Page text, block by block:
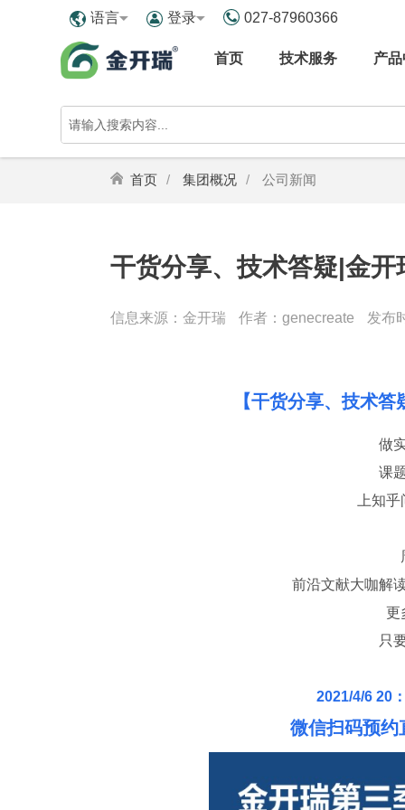
首页 技术服务 产
语言 登录 027-87960366
首页 集团概况 公司新闻
干货分享、技术答疑|金
信息来源：金开瑞 作者：genecreate 发布
【干货分享、技术
做
课
上知
前沿文献大咖解
更
只
2021/4/6 20
微信扫码预约